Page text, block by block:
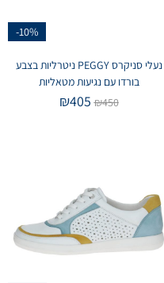
-10%
נעלי סניקרס PEGGY ניטרליות בצבע
בורדו עם נגיעות מטאליות
₪450
₪405